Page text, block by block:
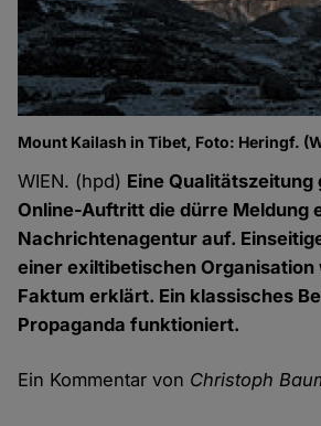
Mount Kailash in Tibet, Foto: Heringf.
WIEN. (hpd) Eine Qualitätszeitung
Online-Auftritt die dürre Meldung
Nachrichtenagentur auf.
einer exiltibetischen Organisation
Faktum erklärt. Ein klassisches
Propaganda funktioniert.
Ein Kommentar von Christoph